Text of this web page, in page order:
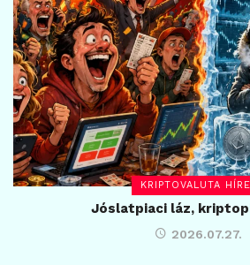
KRIPTOVALUTA
Jóslatpiaci láz,
2026.07.27.